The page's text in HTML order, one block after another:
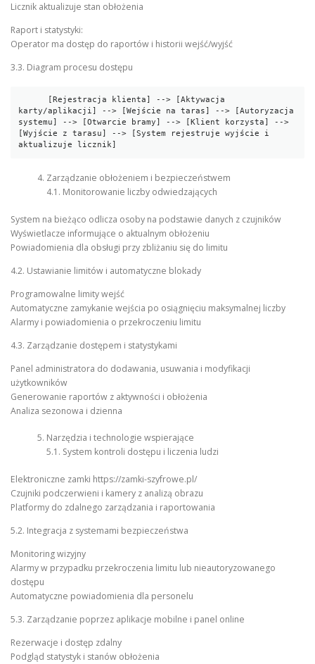
Licznik aktualizuje stan obłożenia
Raport i statystyki:
Operator ma dostęp do raportów i historii wejść/wyjść
3.3. Diagram procesu dostępu
karty/aplikacji] --> [Wejście na taras] --> [Autoryzacja
systemu] --> [Otwarcie bramy] --> [Klient korzysta] -->
[Wyjście z tarasu] --> [System rejestruje wyjście i
aktualizuje licznik]
Zarządzanie obłożeniem i bezpieczeństwem
4.1. Monitorowanie liczby odwiedzających
System na bieżąco odlicza osoby na podstawie danych z czujników
Wyświetlacze informujące o aktualnym obłożeniu
Powiadomienia dla obsługi przy zbliżaniu się do limitu
4.2. Ustawianie limitów i automatyczne blokady
Programowalne limity wejść
Automatyczne zamykanie wejścia po osiągnięciu maksymalnej liczby
Alarmy i powiadomienia o przekroczeniu limitu
4.3. Zarządzanie dostępem i statystykami
Panel administratora do dodawania, usuwania i modyfikacji
użytkowników
Generowanie raportów z aktywności i obłożenia
Analiza sezonowa i dzienna
Narzędzia i technologie wspierające
5.1. System kontroli dostępu i liczenia ludzi
Elektroniczne zamki https://zamki-szyfrowe.pl/
Czujniki podczerwieni i kamery z analizą obrazu
Platformy do zdalnego zarządzania i raportowania
5.2. Integracja z systemami bezpieczeństwa
Monitoring wizyjny
Alarmy w przypadku przekroczenia limitu lub nieautoryzowanego
dostępu
Automatyczne powiadomienia dla personelu
5.3. Zarządzanie poprzez aplikacje mobilne i panel online
Rezerwacje i dostęp zdalny
Podgląd statystyk i stanów obłożenia